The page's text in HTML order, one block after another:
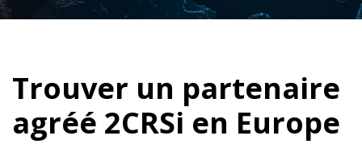
Trouver un partenaire
agréé 2CRSi en Europe